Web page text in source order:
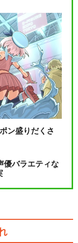
ン盛りだくさ
優バラエティな